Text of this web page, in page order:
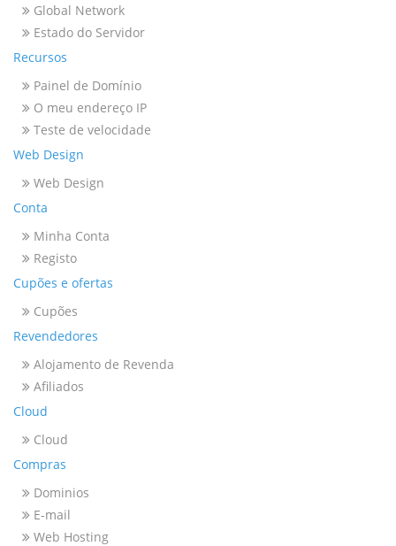
Global Network
Estado do Servidor
Recursos
Painel de Domínio
O meu endereço IP
Teste de velocidade
Web Design
Web Design
Conta
Minha Conta
Registo
Cupões e ofertas
Cupões
Revendedores
Alojamento de Revenda
Afiliados
Cloud
Cloud
Compras
Dominios
E-mail
Web Hosting